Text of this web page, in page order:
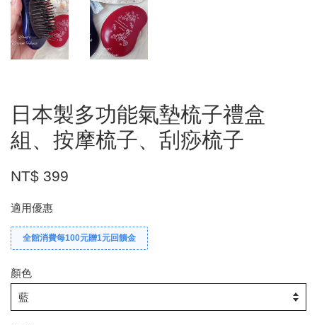
日本製多功能氣墊梳子禮盒
組、按摩梳子、刮痧梳子
NT$ 399
適用優惠
全館消費每100元贈1元回饋金
顏色